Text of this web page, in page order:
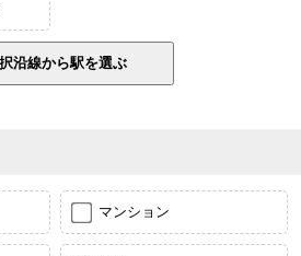
マンション